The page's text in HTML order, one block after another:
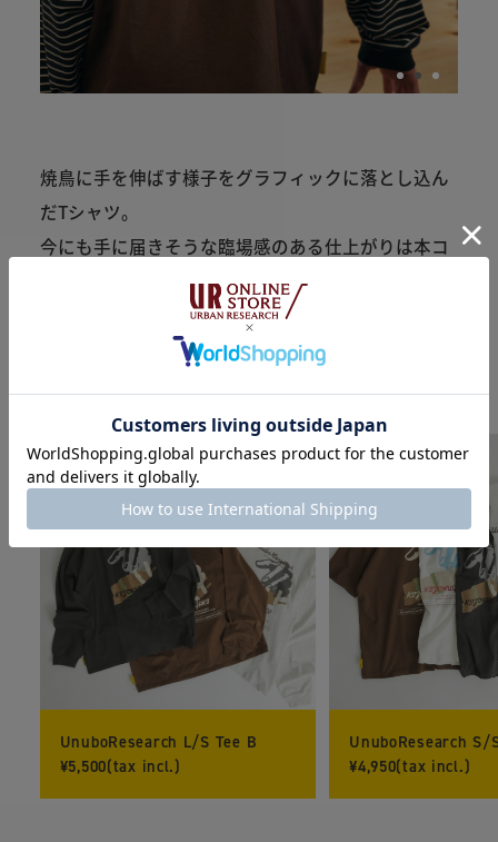
焼鳥に手を伸ばす様子をグラフィックに落とし込ん
だTシャツ。
今にも手に届きそうな臨場感のある仕上がりは本コ
ラボレーションを象徴するデザインに。
こちらもポップな配色に加え、シックな配色でも展
UnuboResearch L/S Tee B
¥5,500(tax incl.)
UnuboResearch S/
¥4,950(tax incl.)